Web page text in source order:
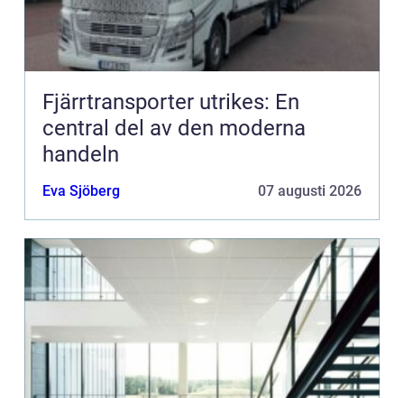
Fjärrtransporter utrikes: En
central del av den moderna
handeln
Eva Sjöberg 07 augusti 2026